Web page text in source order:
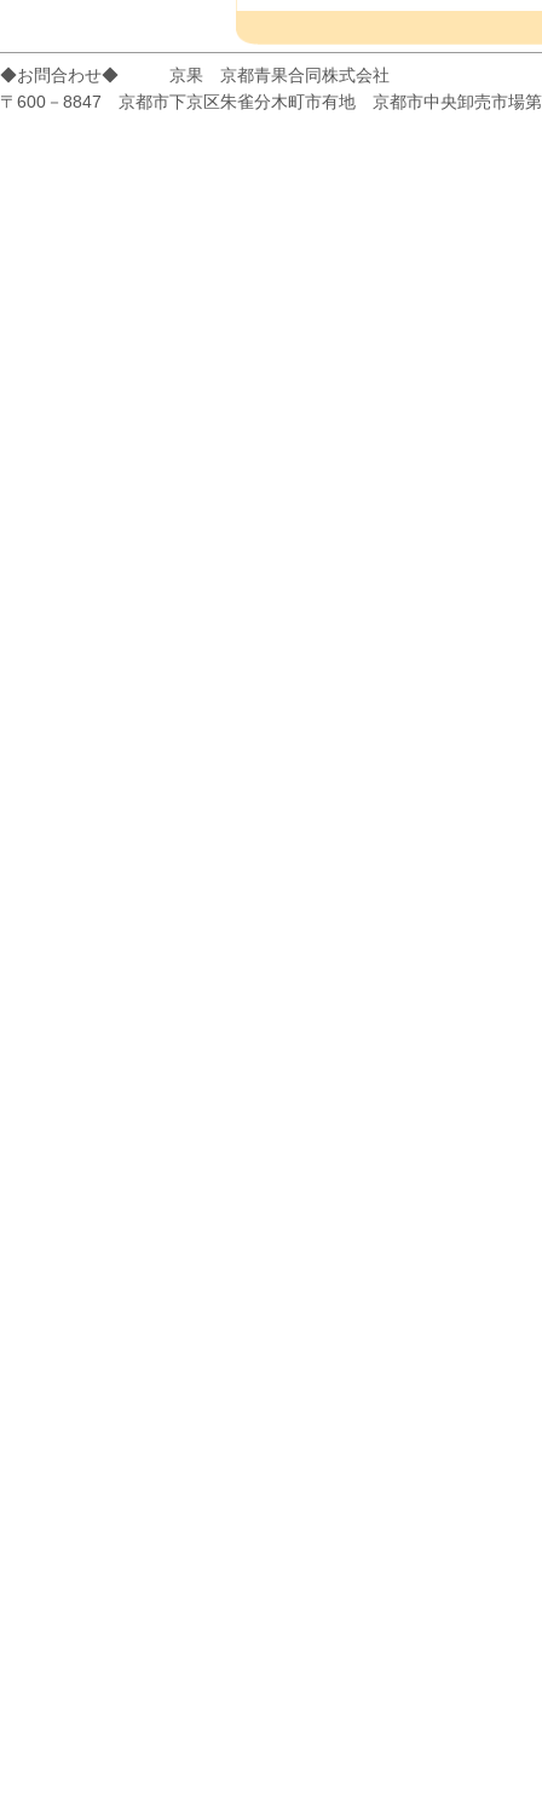
◆お問合わせ◆ 京果 京都青果合同株式会社
〒600－8847 京都市下京区朱雀分木町市有地 京都市中央卸売市